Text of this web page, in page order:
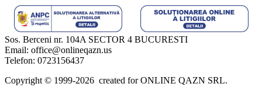
Sos. Berceni nr. 104A SECTOR 4 BUCURESTI
Email: office@onlineqazn.us
Telefon: 0723156437
Copyright ©️ 1999-2026 created for ONLINE QAZN SRL.